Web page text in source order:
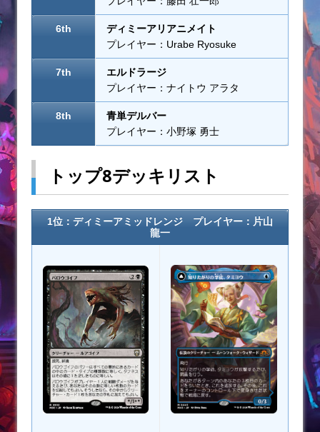
6th
ディミーアリアニメイト
プレイヤー：Urabe Ryosuke
7th
エルドラージ
プレイヤー：ナイトウ アラタ
8th
青単デルバー
プレイヤー：小野塚 勇士
トップ8デッキリスト
1位：ディミーアミッドレンジ プレイヤー：片山
龍一